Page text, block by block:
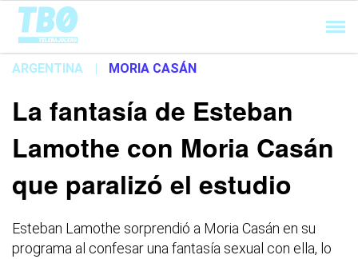
Cargando...
ARGENTINA | MORIA CASÁN
La fantasía de Esteban
Lamothe con Moria Casán
que paralizó el estudio
Esteban Lamothe sorprendió a Moria Casán en su
programa al confesar una fantasía sexual con ella, lo